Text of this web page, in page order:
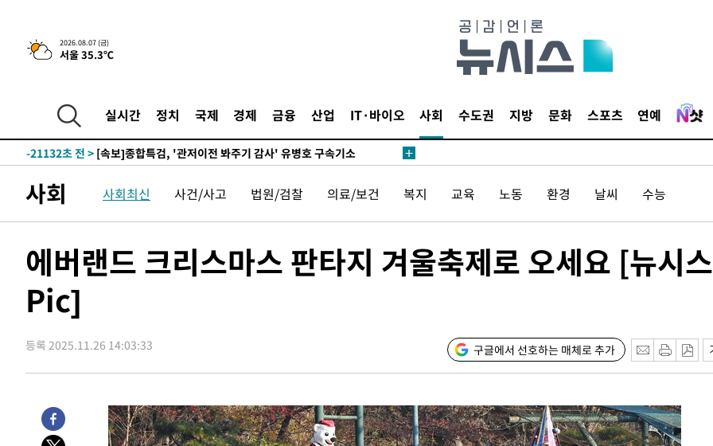
2026.08.07 (금)
서울 35.3℃
실시간 정치 국제 경제 금융 산업 IT·바이오 사회 수도권 지방 문화 스포츠 연예
-68초 전 >[속보] 뉴욕증시, 일제 하락 마감…나스닥 0.06%↓
-24106초 전 >
[속보] 7월 중국 수출 23.9%↑ 수입 27.5%↑…무역총액
25.3%↑
-21266초 전 >
-21132초 전 > [속보]종합특검, '관저이전 봐주기 감사' 유병호 구속기소
-16982초 전 >
[속보]'300억원대 사기 혐의' 차가원 대표 구속 송치
-16176초 전 >"미 전국적 살모네라 식중독 원인은 멕시코산 할라피뇨"-- CDC
-14570초 전 >[속보]합수본, '투표율 허위 입력' 중앙·서울·경기도 선관위 등 9곳
압수수색
-14325초 전 >
-14121초 전 >
-14075초 전 >[속보]코스피, 6300선 재탈환…1.09% 오른 6365.07 개장
-11240초 전 >시리아 다마스쿠스 교외에서 미니버스 폭발.. 14명 부상, 3명은 중
-5502초 전 >
이란, 호르무즈서 "적국 목표물들"과 대치로 남부 케슘섬에서 두차
례 큰 폭발음
-4217초 전 >
[속보]美, 폴리실리콘 수입 규제…파생제품 15% 관세, 120일 후 발
사회 사회최신 사건/사고 법원/검찰 의료/보건 복지 교육 노동 환경 날씨 수능
에버랜드 크리스마스 판타지 겨울축제로 오세요 [뉴시스
Pic]
등록 2025.11.26 14:03:33 구글에서 선호하는 매체로 추가